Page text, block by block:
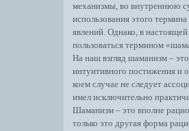
механизмы, во внутреннюю
использования этого
явлений. Однако, в
пользоваться термином
На наш взгляд шаманизм –
интуитивного постижения и
коем случае не следует
имел исключительно
Шаманизм – это вполне
только это другая форма